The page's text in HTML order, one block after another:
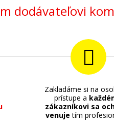
dodávateľovi
Zakladáme si na
prístupe a
zákazníkovi sa
venuje tím